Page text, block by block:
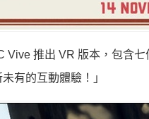
Vive 推出 VR 版本，包含
有的互動體驗！」